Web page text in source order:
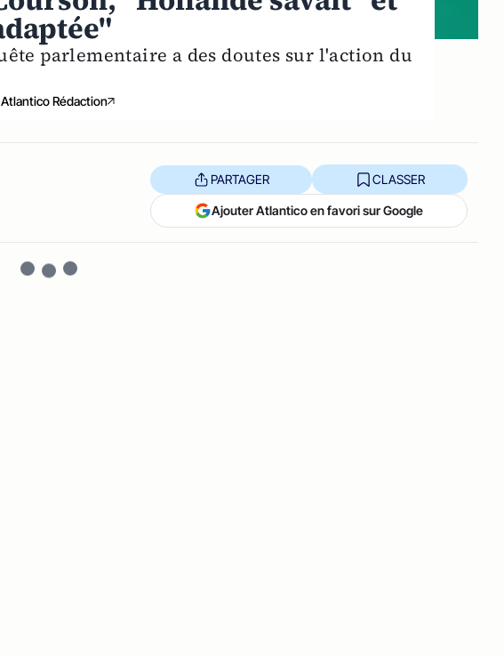
parlementaire a des doutes sur l'action du
Atlantico Rédaction
PARTAGER CLASSER
Ajouter Atlantico en favori sur Google